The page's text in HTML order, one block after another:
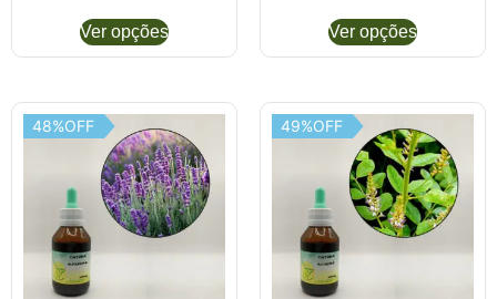
Ver opções Ver opções
48%OFF 49%OFF